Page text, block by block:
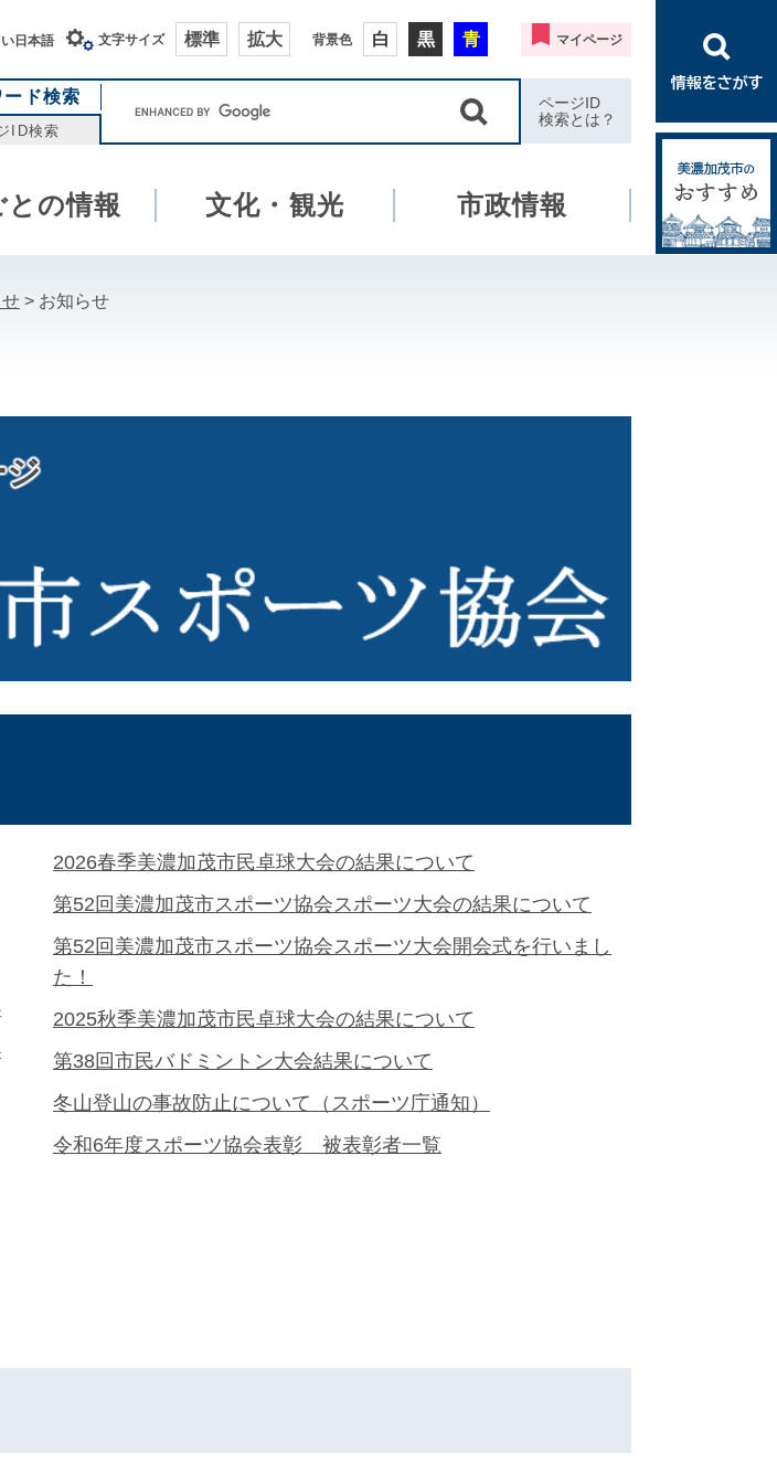
日本語 文字サイズ 標準 拡大 背景色 白 黒 青 マイページ
ード検索
ID検索
ワ
ド
索
ページID
検索とは？
との情報 文化・観光 市政情報
> お知らせ
ジ
2026春季美濃加茂市民卓球大会の結果について
第52回美濃加茂市スポーツ協会スポーツ大会の結果について
第52回美濃加茂市スポーツ協会スポーツ大会開会式を行いまし
た！
2025秋季美濃加茂市民卓球大会の結果について
第38回市民バドミントン大会結果について
冬山登山の事故防止について（スポーツ庁通知）
令和6年度スポーツ協会表彰 被表彰者一覧